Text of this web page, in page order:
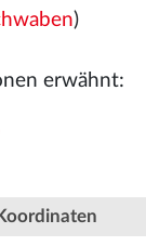
)
erwähnt: